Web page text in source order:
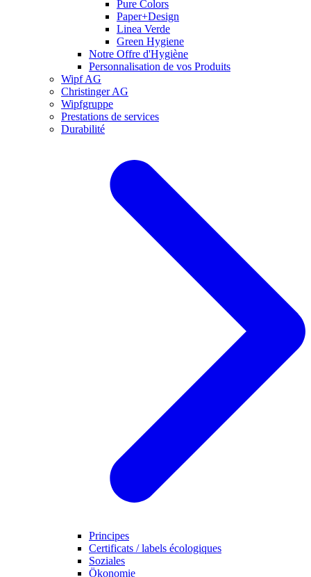
Pure Colors
Paper+Design
Linea Verde
Green Hygiene
Notre Offre d'Hygiène
Personnalisation de vos Produits
Wipf AG
Christinger AG
Wipfgruppe
Prestations de services
Durabilité
Principes
Certificats / labels écologiques
Soziales
Ökonomie